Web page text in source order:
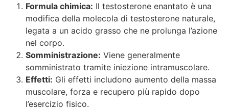
Formula chimica: Il testosterone enantato è una
modifica della molecola di testosterone naturale,
legata a un acido grasso che ne prolunga l’azione
nel corpo.
Somministrazione: Viene generalmente
somministrato tramite iniezione intramuscolare.
Effetti: Gli effetti includono aumento della massa
muscolare, forza e recupero più rapido dopo
l’esercizio fisico.